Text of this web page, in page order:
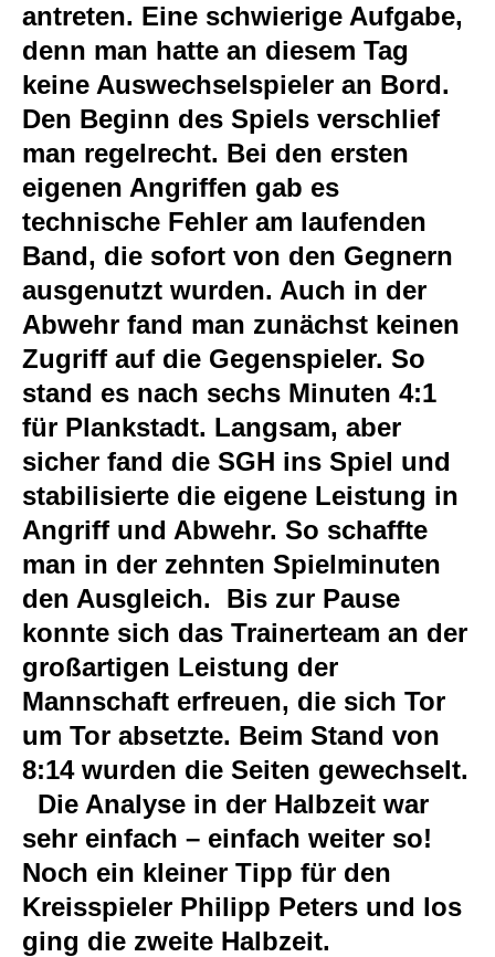
antreten. Eine schwierige Aufgabe,
denn man hatte an diesem Tag
keine Auswechselspieler an Bord.
Den Beginn des Spiels verschlief
man regelrecht. Bei den ersten
eigenen Angriffen gab es
technische Fehler am laufenden
Band, die sofort von den Gegnern
ausgenutzt wurden. Auch in der
Abwehr fand man zunächst keinen
Zugriff auf die Gegenspieler. So
stand es nach sechs Minuten 4:1
für Plankstadt. Langsam, aber
sicher fand die SGH ins Spiel und
stabilisierte die eigene Leistung in
Angriff und Abwehr. So schaffte
man in der zehnten Spielminuten
den Ausgleich. Bis zur Pause
konnte sich das Trainerteam an der
großartigen Leistung der
Mannschaft erfreuen, die sich Tor
um Tor absetzte. Beim Stand von
8:14 wurden die Seiten gewechselt.
Die Analyse in der Halbzeit war
sehr einfach – einfach weiter so!
Noch ein kleiner Tipp für den
Kreisspieler Philipp Peters und los
ging die zweite Halbzeit.